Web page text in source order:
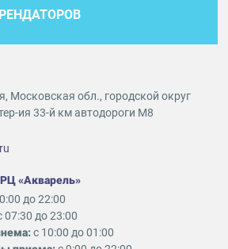
Московская обл., городской округ
ия 33-й км автодороги М8
«Акварель»
до 22:00
07:30 до 23:00
с 10:00 до 01:00